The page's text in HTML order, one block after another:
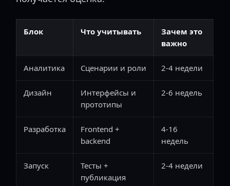
Блок Что учитывать
Зачем это
важно
Аналитика Сценарии и роли 2-4 недели
Дизайн
Интерфейсы и
прототипы
2-6 недель
Разработка
Frontend +
backend
4-16
недель
Запуск
Тесты +
публикация
2-4 недели